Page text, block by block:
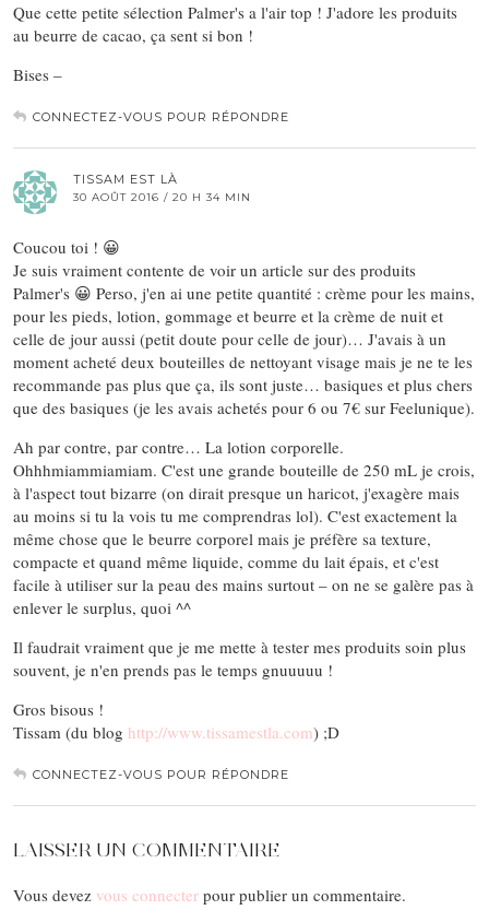
Que cette petite sélection Palmer's a l'air top ! J'adore les produits
au beurre de cacao, ça sent si bon !
Bises –
CONNECTEZ-VOUS POUR RÉPONDRE
TISSAM EST LÀ
30 AOÛT 2016 / 20 H 34 MIN
Coucou toi ! 😀
Je suis vraiment contente de voir un article sur des produits
Palmer's 😀 Perso, j'en ai une petite quantité : crème pour les mains,
pour les pieds, lotion, gommage et beurre et la crème de nuit et
celle de jour aussi (petit doute pour celle de jour)… J'avais à un
moment acheté deux bouteilles de nettoyant visage mais je ne te les
recommande pas plus que ça, ils sont juste… basiques et plus chers
que des basiques (je les avais achetés pour 6 ou 7€ sur Feelunique).
Ah par contre, par contre… La lotion corporelle.
Ohhhmiammiamiam. C'est une grande bouteille de 250 mL je crois,
à l'aspect tout bizarre (on dirait presque un haricot, j'exagère mais
au moins si tu la vois tu me comprendras lol). C'est exactement la
même chose que le beurre corporel mais je préfère sa texture,
compacte et quand même liquide, comme du lait épais, et c'est
facile à utiliser sur la peau des mains surtout – on ne se galère pas à
enlever le surplus, quoi ^^
Il faudrait vraiment que je me mette à tester mes produits soin plus
souvent, je n'en prends pas le temps gnuuuuu !
Gros bisous !
Tissam (du blog http://www.tissamestla.com) ;D
CONNECTEZ-VOUS POUR RÉPONDRE
LAISSER UN COMMENTAIRE
Vous devez vous connecter pour publier un commentaire.